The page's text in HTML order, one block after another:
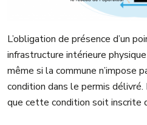
L’obligation de présence d’un
infrastructure intérieure
même si la commune n’impose
condition dans le permis délivré.
que cette condition soit inscrite